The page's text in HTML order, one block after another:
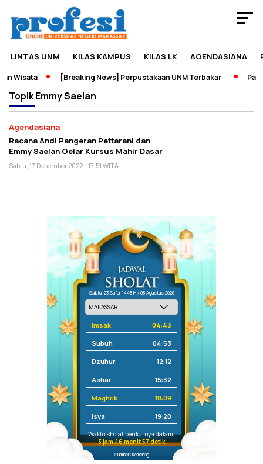
LINTAS UNM KILAS KAMPUS KILAS LK AGENDASIANA
Wisata [Breaking News] Perpustakaan UNM Terbakar
TopikEmmy Saelan
Agendasiana
Racana Andi Pangeran Pettarani dan
Emmy Saelan Gelar Kursus Mahir Dasar
Sabtu, 17 Desember 2022 - 17:51 WITA
Sabtu, 23 Safar 1448 H / 08 Agustus 2026
Imsak 04:43
Subuh 04:53
Dzuhur 12:12
Ashar 15:32
Maghrib 18:09
Isya 19:20
Waktu sholat berikutnya dalam:
3 jam 46 menit 57 detik
Sumber: Kemenag